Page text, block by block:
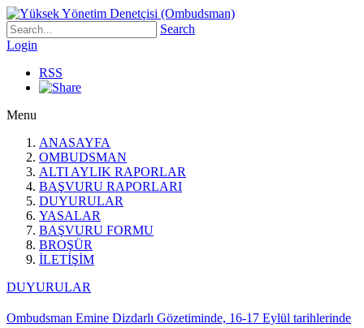
Search
Login
RSS
Menu
ANASAYFA
OMBUDSMAN
ALTI AYLIK RAPORLAR
BAŞVURU RAPORLARI
DUYURULAR
YASALAR
BAŞVURU FORMU
BROŞÜR
İLETİŞİM
DUYURULAR
Ombudsman Emine Dizdarlı Gözetiminde, 16-17 Eylül tarihlerinde